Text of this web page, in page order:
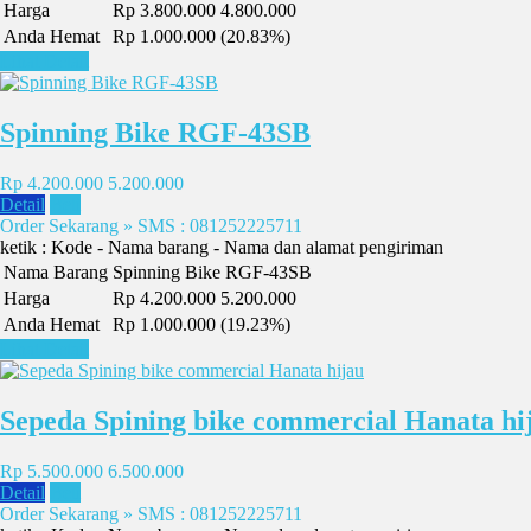
Harga Rp 3.800.000 4.800.000
Anda Hemat
Rp 1.000.000 (20.83%)
Spinning Bike RGF-43SB
Rp 4.200.000 5.200.000
Detail
Order Sekarang » SMS : 081252225711
ketik : Kode - Nama barang - Nama dan alamat pengiriman
Nama Barang Spinning Bike RGF-43SB
Harga
Rp 4.200.000 5.200.000
Anda Hemat
Rp 1.000.000 (19.23%)
Sepeda Spining bike commercial Hanata
Rp 5.500.000 6.500.000
Detail
Order Sekarang » SMS : 081252225711